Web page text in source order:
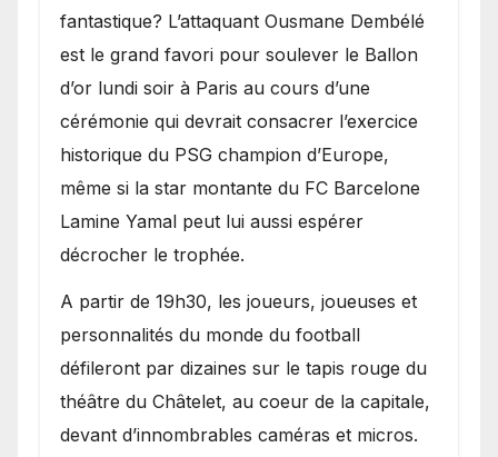
fantastique? L’attaquant Ousmane Dembélé
est le grand favori pour soulever le Ballon
d’or lundi soir à Paris au cours d’une
cérémonie qui devrait consacrer l’exercice
historique du PSG champion d’Europe,
même si la star montante du FC Barcelone
Lamine Yamal peut lui aussi espérer
décrocher le trophée.
A partir de 19h30, les joueurs, joueuses et
personnalités du monde du football
défileront par dizaines sur le tapis rouge du
théâtre du Châtelet, au coeur de la capitale,
devant d’innombrables caméras et micros.